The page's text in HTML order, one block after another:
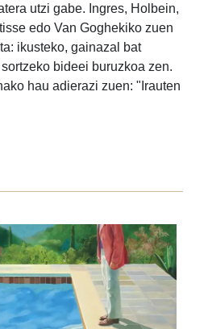
utzi gabe. Ingres, Holbein,
edo Van Goghekiko zuen
ikusteko, gainazal bat
bideei buruzkoa zen.
hau adierazi zuen: "Irauten